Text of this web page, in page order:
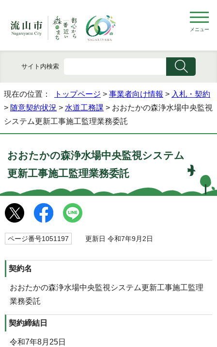
メニュー
サイト内検索
現在の位置： トップページ > 事業者向け情報 > 入札・契約
> 随意契約状況 > 水道工務課 > おおたかの森浄水場中央監視
システム更新工事施工監理業務委託
おおたかの森浄水場中央監視システム
更新工事施工監理業務委託
ページ番号1051197 更新日 令和7年9月2日
契約名
おおたかの森浄水場中央監視システム更新工事施工監理
業務委託
契約締結日
令和7年8月25日